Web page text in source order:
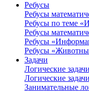
Ребусы
Ребусы
Ребусы по теме
Ребусы
Ребусы
Ребусы
Задачи
Логические
Логические
Занимательные